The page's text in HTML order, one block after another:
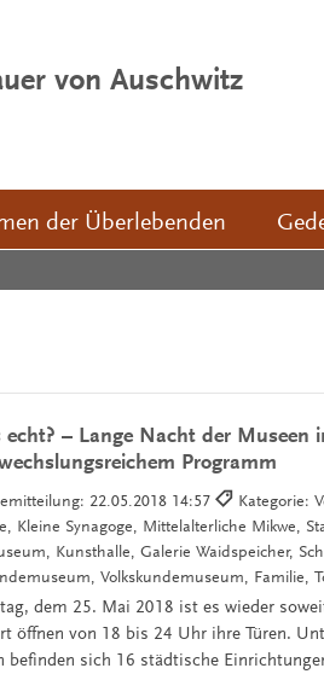
von Auschwitz
der Überlebenden
echt? – Lange Nacht der Museen
Programm
22.05.2018 14:57
Kategorie:
Kleine Synagoge, Mittelalterliche Mikwe,
Kunsthalle, Galerie Waidspeicher,
Volkskundemuseum, Familie,
dem 25. Mai 2018 ist es wieder
öffnen von 18 bis 24 Uhr ihre Türen.
befinden sich 16 städtische